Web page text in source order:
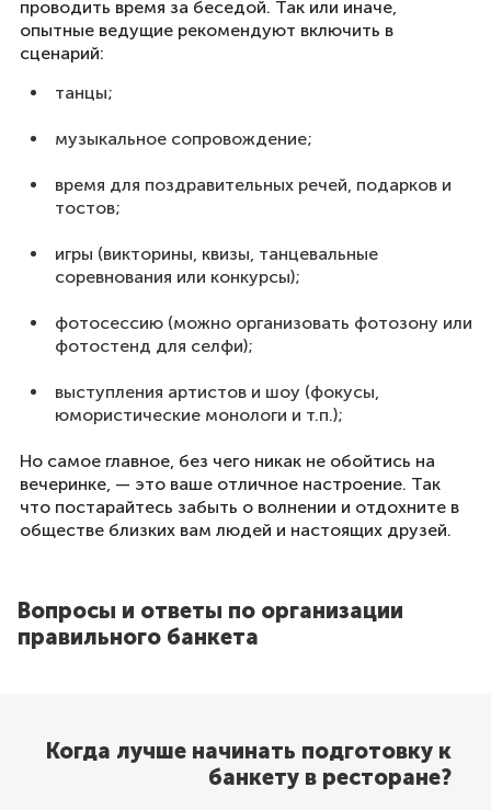
проводить время за беседой. Так или иначе,
опытные ведущие рекомендуют включить в
сценарий:
танцы;
музыкальное сопровождение;
время для поздравительных речей, подарков и
тостов;
игры (викторины, квизы, танцевальные
соревнования или конкурсы);
фотосессию (можно организовать фотозону или
фотостенд для селфи);
выступления артистов и шоу (фокусы,
юмористические монологи и т.п.);
Но самое главное, без чего никак не обойтись на
вечеринке, — это ваше отличное настроение. Так
что постарайтесь забыть о волнении и отдохните в
обществе близких вам людей и настоящих друзей.
Вопросы и ответы по организации
правильного банкета
Когда лучше начинать подготовку к
банкету в ресторане?